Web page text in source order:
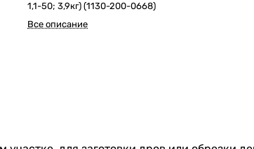
1,1-50; 3,9кг) (1130-200-0668)
Все описание